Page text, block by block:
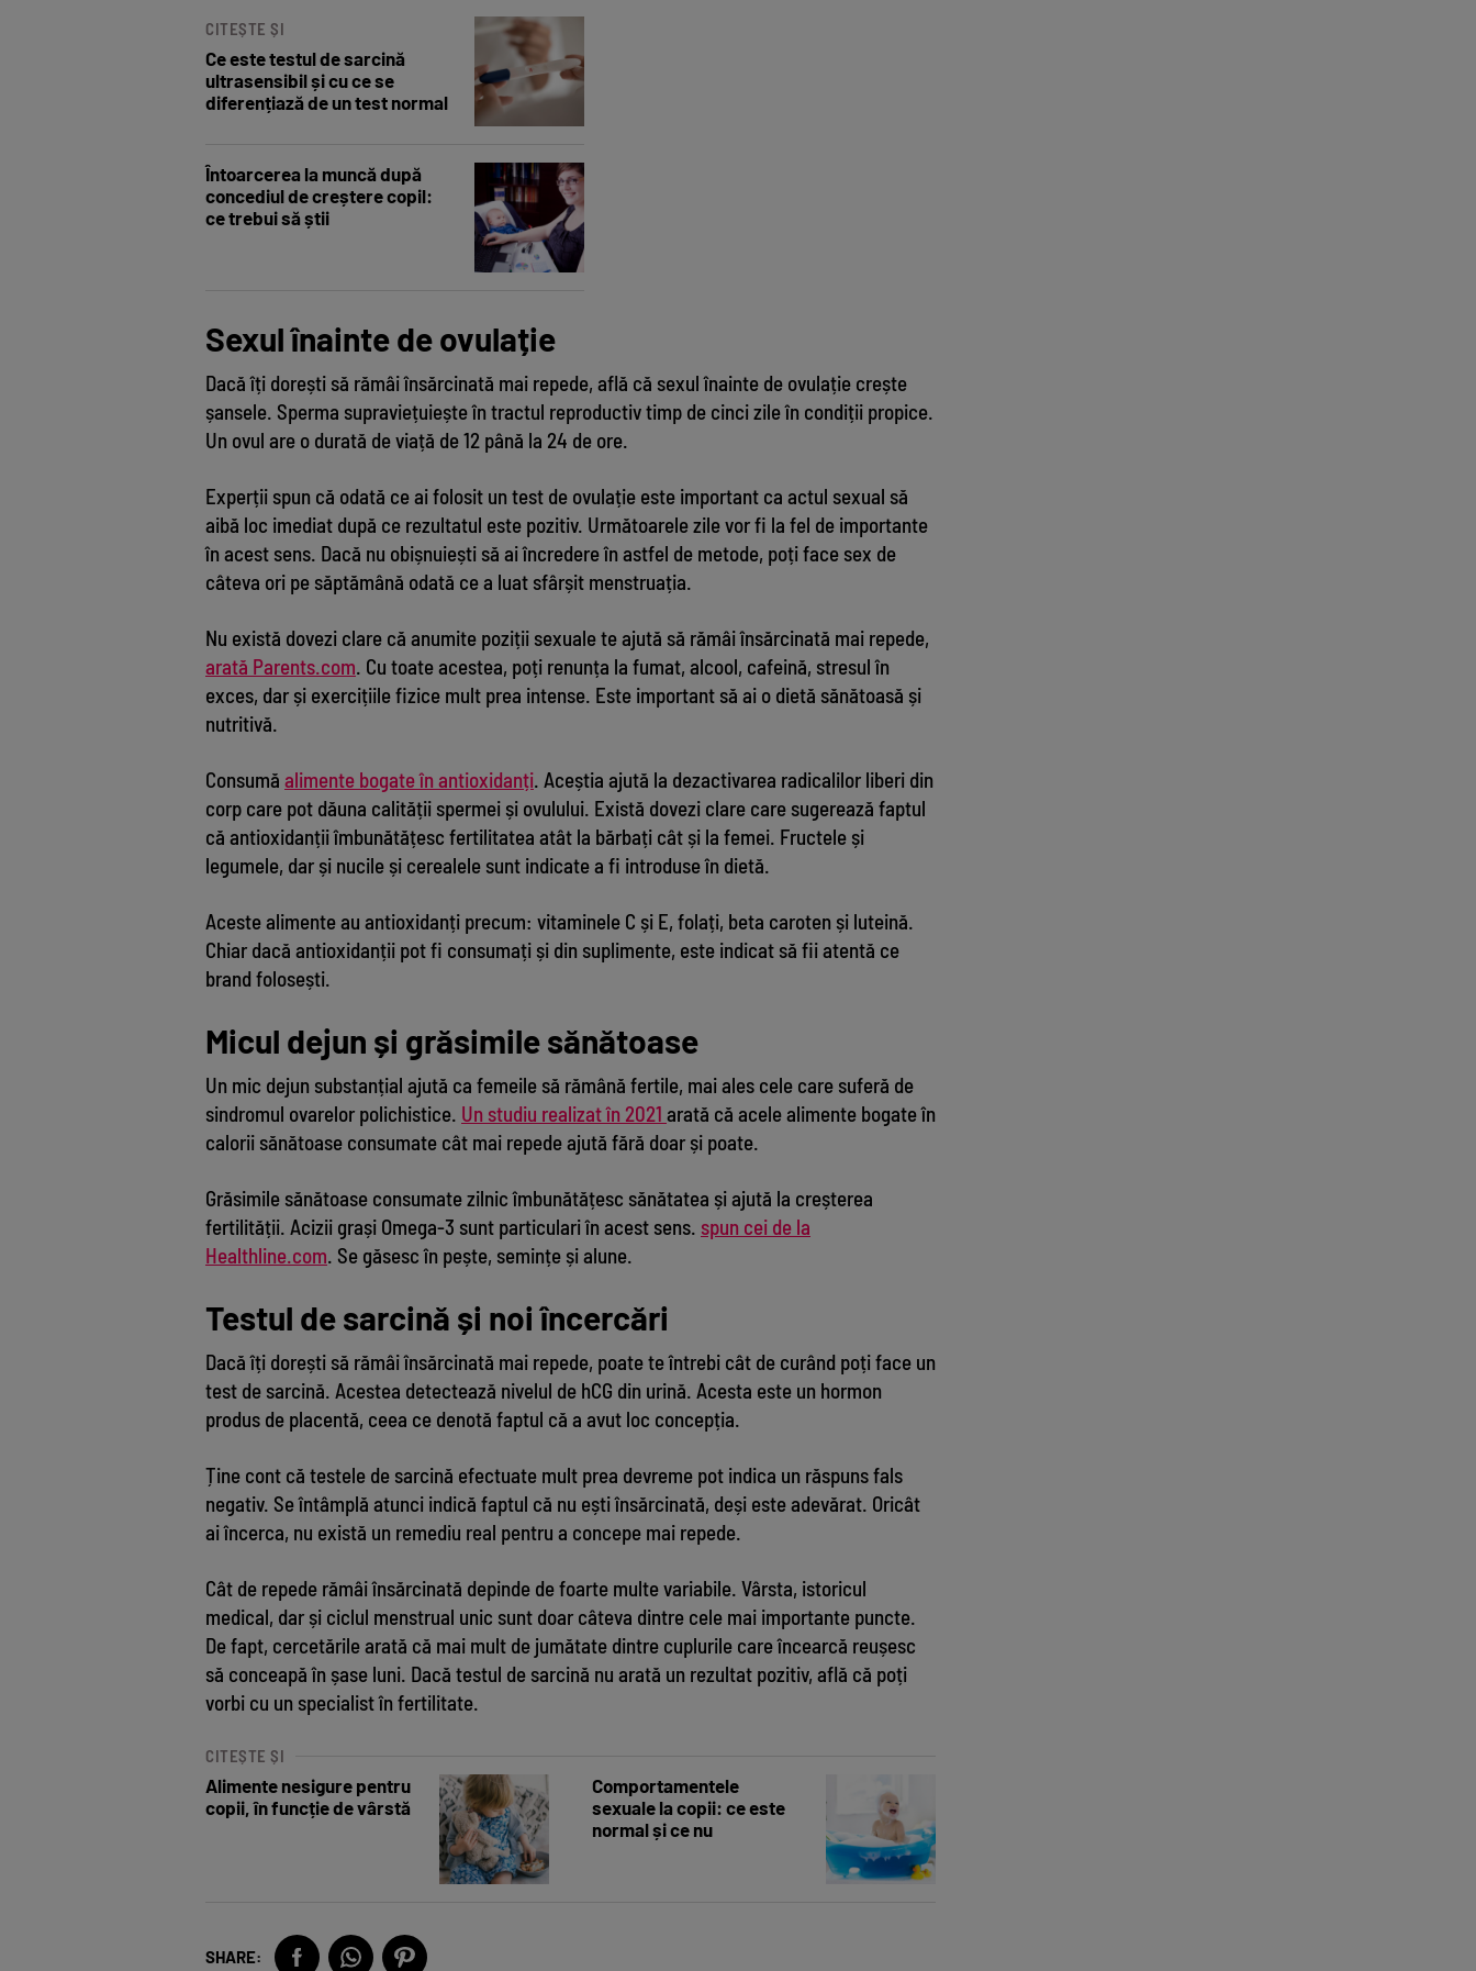
CITEȘTE ȘI
Ce este testul de sarcină
ultrasensibil și cu ce se
diferențiază de un test normal
Întoarcerea la muncă după
concediul de creștere copil:
ce trebui să știi
Sexul înainte de ovulație
Dacă îți dorești să rămâi însărcinată mai repede, află că sexul înainte de ovulație crește
șansele. Sperma supraviețuiește în tractul reproductiv timp de cinci zile în condiții propice.
Un ovul are o durată de viață de 12 până la 24 de ore.
Experții spun că odată ce ai folosit un test de ovulație este important ca actul sexual să
aibă loc imediat după ce rezultatul este pozitiv. Următoarele zile vor fi la fel de importante
în acest sens. Dacă nu obișnuiești să ai încredere în astfel de metode, poți face sex de
câteva ori pe săptămână odată ce a luat sfârșit menstruația.
Nu există dovezi clare că anumite poziții sexuale te ajută să rămâi însărcinată mai repede,
arată Parents.com. Cu toate acestea, poți renunța la fumat, alcool, cafeină, stresul în
exces, dar și exercițiile fizice mult prea intense. Este important să ai o dietă sănătoasă și
nutritivă.
Consumă alimente bogate în antioxidanți. Aceștia ajută la dezactivarea radicalilor liberi din
corp care pot dăuna calității spermei și ovulului. Există dovezi clare care sugerează faptul
că antioxidanții îmbunătățesc fertilitatea atât la bărbați cât și la femei. Fructele și
legumele, dar și nucile și cerealele sunt indicate a fi introduse în dietă.
Aceste alimente au antioxidanți precum: vitaminele C și E, folați, beta caroten și luteină.
Chiar dacă antioxidanții pot fi consumați și din suplimente, este indicat să fii atentă ce
brand folosești.
Micul dejun și grăsimile sănătoase
Un mic dejun substanțial ajută ca femeile să rămână fertile, mai ales cele care suferă de
sindromul ovarelor polichistice. Un studiu realizat în 2021 arată că acele alimente bogate în
calorii sănătoase consumate cât mai repede ajută fără doar și poate.
Grăsimile sănătoase consumate zilnic îmbunătățesc sănătatea și ajută la creșterea
fertilității. Acizii grași Omega-3 sunt particulari în acest sens. spun cei de la
Healthline.com. Se găsesc în pește, semințe și alune.
Testul de sarcină și noi încercări
Dacă îți dorești să rămâi însărcinată mai repede, poate te întrebi cât de curând poți face un
test de sarcină. Acestea detectează nivelul de hCG din urină. Acesta este un hormon
produs de placentă, ceea ce denotă faptul că a avut loc concepția.
Ține cont că testele de sarcină efectuate mult prea devreme pot indica un răspuns fals
negativ. Se întâmplă atunci indică faptul că nu ești însărcinată, deși este adevărat. Oricât
ai încerca, nu există un remediu real pentru a concepe mai repede.
Cât de repede rămâi însărcinată depinde de foarte multe variabile. Vârsta, istoricul
medical, dar și ciclul menstrual unic sunt doar câteva dintre cele mai importante puncte.
De fapt, cercetările arată că mai mult de jumătate dintre cuplurile care încearcă reușesc
să conceapă în șase luni. Dacă testul de sarcină nu arată un rezultat pozitiv, află că poți
vorbi cu un specialist în fertilitate.
CITEȘTE ȘI
Alimente nesigure pentru
copii, în funcție de vârstă
Comportamentele
sexuale la copii: ce este
normal și ce nu
SHARE: